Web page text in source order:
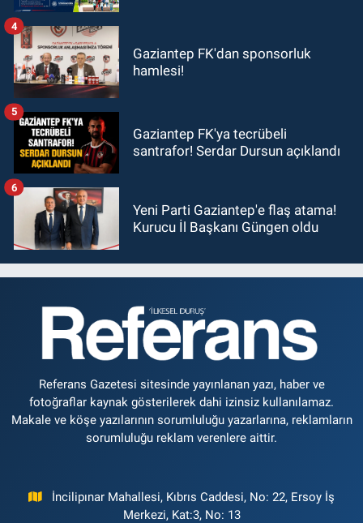
Gaziantep FK'dan sponsorluk
hamlesi!
4
Gaziantep FK'ya tecrübeli
santrafor! Serdar Dursun açıklandı
5
Yeni Parti Gaziantep'e flaş atama!
Kurucu İl Başkanı Güngen oldu
6
Referans Gazetesi sitesinde yayınlanan yazı, haber ve
fotoğraflar kaynak gösterilerek dahi izinsiz kullanılamaz.
Makale ve köşe yazılarının sorumluluğu yazarlarına, reklamların
sorumluluğu reklam verenlere aittir.
İncilipınar Mahallesi, Kıbrıs Caddesi, No: 22, Ersoy İş
Merkezi, Kat:3, No: 13